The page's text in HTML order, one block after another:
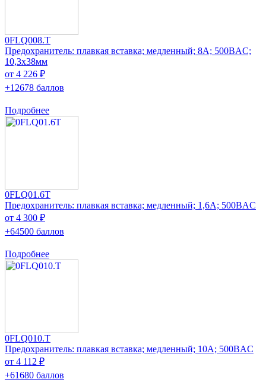
0FLQ008.T
Предохранитель: плавкая вставка; медленный; 8А; 500ВAC;
10,3x38мм
от 4 226 ₽
+12678 баллов
Подробнее
0FLQ01.6T
Предохранитель: плавкая вставка; медленный; 1,6А; 500ВAC
от 4 300 ₽
+64500 баллов
Подробнее
0FLQ010.T
Предохранитель: плавкая вставка; медленный; 10А; 500ВAC
от 4 112 ₽
+61680 баллов